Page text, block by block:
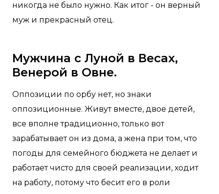
никогда не было нужно. Как итог - он верный
муж и прекрасный отец.
Мужчина с Луной в Весах,
Венерой в Овне.
Оппозиции по орбу нет, но знаки
оппозиционные. Живут вместе, двое детей,
все вполне традиционно, только вот
зарабатывает он из дома, а жена при том, что
погоды для семейного бюджета не делает и
работает чисто для своей реализации, ходит
на работу, потому что бесит его в роли